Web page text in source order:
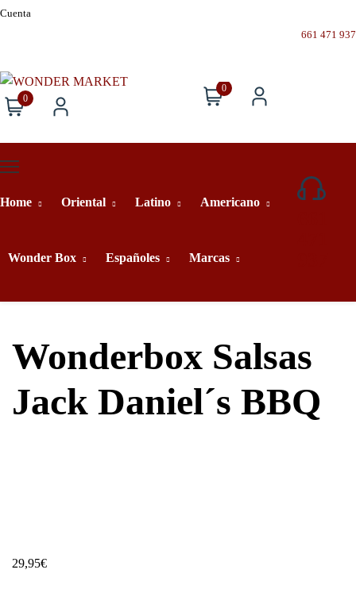
Cuenta
661 471 937
0
0
Home Oriental Latino Americano
Wonder Box Españoles Marcas
Wonderbox Salsas
Jack Daniel´s BBQ
29,95€